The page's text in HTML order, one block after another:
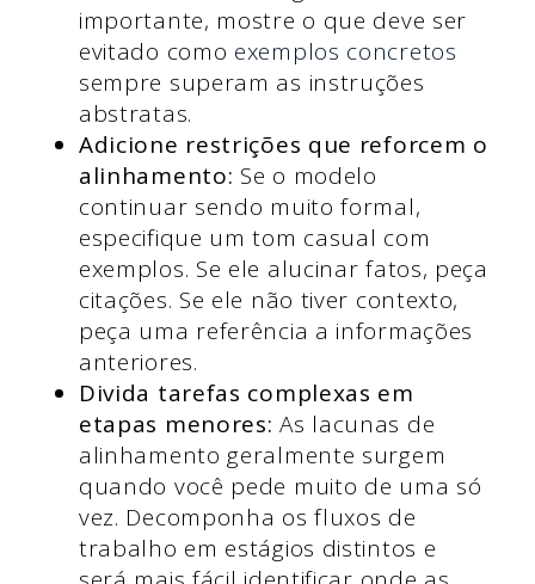
importante, mostre o que deve ser
evitado como exemplos concretos
sempre superam as instruções
abstratas.
Adicione restrições que reforcem o
alinhamento: Se o modelo
continuar sendo muito formal,
especifique um tom casual com
exemplos. Se ele alucinar fatos, peça
citações. Se ele não tiver contexto,
peça uma referência a informações
anteriores.
Divida tarefas complexas em
etapas menores: As lacunas de
alinhamento geralmente surgem
quando você pede muito de uma só
vez. Decomponha os fluxos de
trabalho em estágios distintos e